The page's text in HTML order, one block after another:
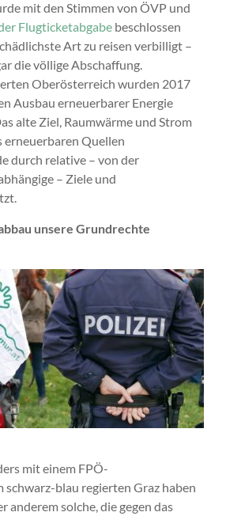
mit den Stimmen von ÖVP und
Flugticketabgabebeschlossen
Art zu reisen verbilligt ­–
die völlige Abschaffung.
Oberösterreich wurden 2017
Ausbau erneuerbarer Energie
alte Ziel, Raumwärme und Strom
erneuerbaren Quellen
durch relative – von der
– Ziele und
unsere Grundrechte
mit einem FPÖ-
blau regierten Graz haben
solche, die gegen das